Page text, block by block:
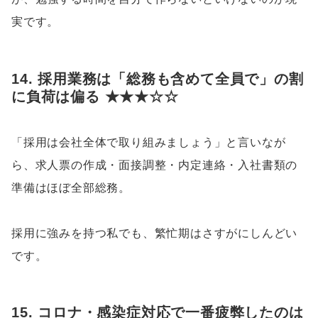
実です。
14. 採用業務は「総務も含めて全員で」の割
に負荷は偏る ★★★☆☆
「採用は会社全体で取り組みましょう」と言いなが
ら、求人票の作成・面接調整・内定連絡・入社書類の
準備はほぼ全部総務。
採用に強みを持つ私でも、繁忙期はさすがにしんどい
です。
15. コロナ・感染症対応で一番疲弊したのは